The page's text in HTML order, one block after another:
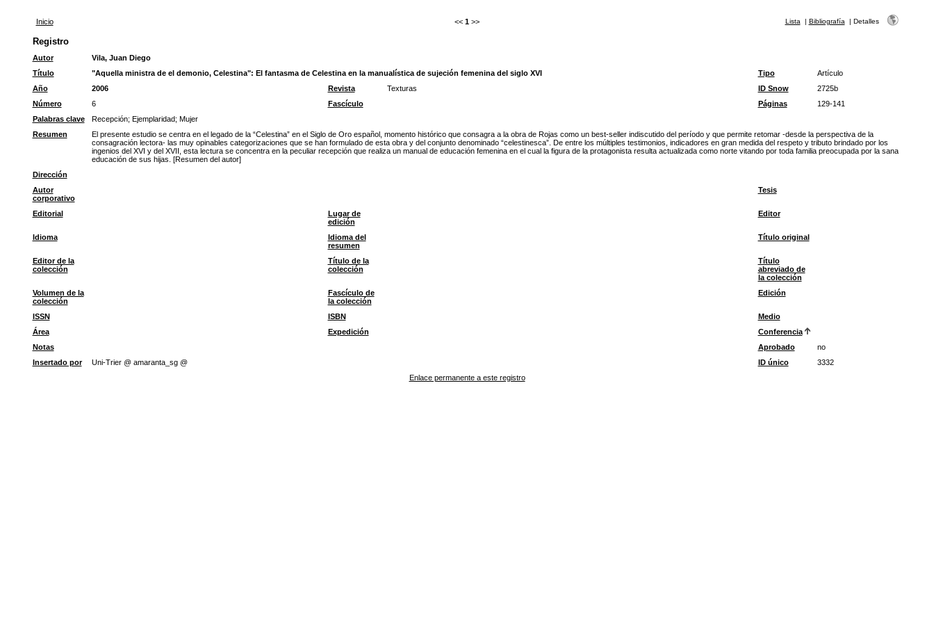
Inicio << 1 >> Lista | Bibliografía | Detalles
Registro
Autor
Vila, Juan Diego
Título
"Aquella ministra de el demonio, Celestina": El fantasma de Celestina en la manualística de sujeción femenina del siglo XVI Tipo
Artículo
Año
2006 Revista Texturas ID Snow
2725b
Número
6 Fascículo Páginas
129-141
Palabras clave
Recepción; Ejemplaridad; Mujer
Resumen
El presente estudio se centra en el legado de la “Celestina” en el Siglo de Oro español, momento histórico que consagra a la obra de Rojas como un best-seller indiscutido del período y que permite retomar -desde la perspectiva de la
consagración lectora- las muy opinables categorizaciones que se han formulado de esta obra y del conjunto denominado “celestinesca”. De entre los múltiples testimonios, indicadores en gran medida del respeto y tributo brindado por los
ingenios del XVI y del XVII, esta lectura se concentra en la peculiar recepción que realiza un manual de educación femenina en el cual la figura de la protagonista resulta actualizada como norte vitando por toda familia preocupada por la sana
educación de sus hijas. [Resumen del autor]
Dirección
Autor
corporativo
Tesis
Editorial
Lugar de
edición
Editor
Idioma
Idioma del
resumen
Título original
Editor de la
colección
Título de la
colección
Título
abreviado de
la colección
Volumen de la
colección
Fascículo de
la colección
Edición
ISSN ISBN
Medio
Área
Expedición
Conferencia
Notas
Aprobado
no
Insertado por
Uni-Trier @ amaranta_sg @ ID único
3332
Enlace permanente a este registro